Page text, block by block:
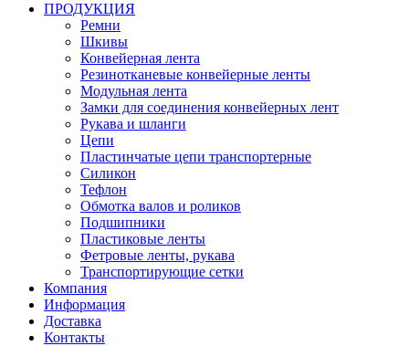
ПРОДУКЦИЯ
Ремни
Шкивы
Конвейерная лента
Резинотканевые конвейерные ленты
Модульная лента
Замки для соединения конвейерных лент
Рукава и шланги
Цепи
Пластинчатые цепи транспортерные
Силикон
Тефлон
Обмотка валов и роликов
Подшипники
Пластиковые ленты
Фетровые ленты, рукава
Транспортирующие сетки
Компания
Информация
Доставка
Контакты